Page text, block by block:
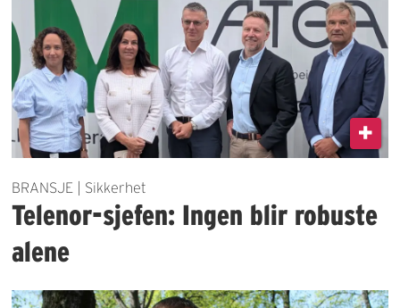
BRANSJE | Sikkerhet
Telenor-sjefen: Ingen blir robuste
alene